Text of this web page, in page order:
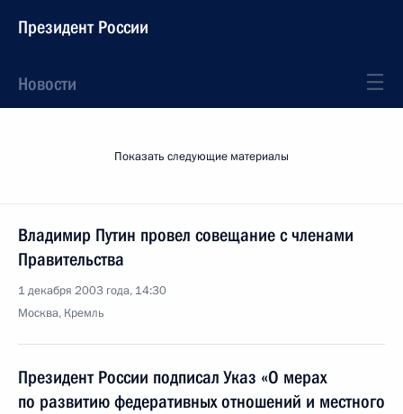
Президент России
Новости
Показать следующие материалы
Владимир Путин провел совещание с членами
Правительства
1 декабря 2003 года, 14:30
Москва, Кремль
Президент России подписал Указ «О мерах
по развитию федеративных отношений и местного